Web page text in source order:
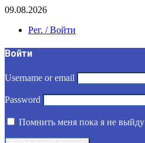
09.08.2026
Рег. / Войти
Войти
Username or email
Password
Помнить меня пока я не выйду